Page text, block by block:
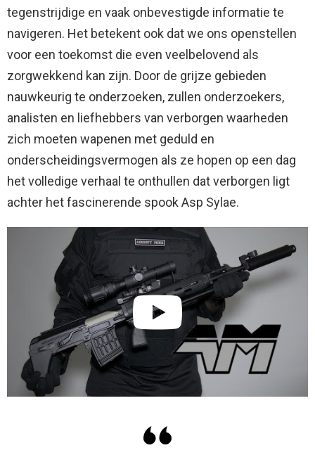
tegenstrijdige en vaak onbevestigde informatie te
navigeren. Het betekent ook dat we ons openstellen
voor een toekomst die even veelbelovend als
zorgwekkend kan zijn. Door de grijze gebieden
nauwkeurig te onderzoeken, zullen onderzoekers,
analisten en liefhebbers van verborgen waarheden
zich moeten wapenen met geduld en
onderscheidingsvermogen als ze hopen op een dag
het volledige verhaal te onthullen dat verborgen ligt
achter het fascinerende spook Asp Sylae.